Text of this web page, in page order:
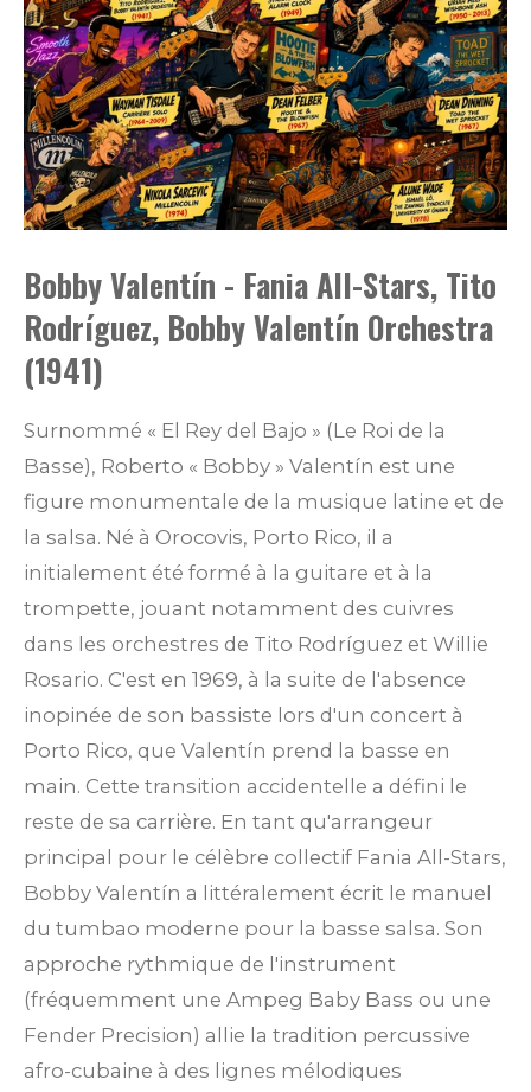
Bobby Valentín - Fania All-Stars, Tito
Rodríguez, Bobby Valentín Orchestra
(1941)
Surnommé « El Rey del Bajo » (Le Roi de la
Basse), Roberto « Bobby » Valentín est une
figure monumentale de la musique latine et de
la salsa. Né à Orocovis, Porto Rico, il a
initialement été formé à la guitare et à la
trompette, jouant notamment des cuivres
dans les orchestres de Tito Rodríguez et Willie
Rosario. C'est en 1969, à la suite de l'absence
inopinée de son bassiste lors d'un concert à
Porto Rico, que Valentín prend la basse en
main. Cette transition accidentelle a défini le
reste de sa carrière. En tant qu'arrangeur
principal pour le célèbre collectif Fania All-Stars,
Bobby Valentín a littéralement écrit le manuel
du tumbao moderne pour la basse salsa. Son
approche rythmique de l'instrument
(fréquemment une Ampeg Baby Bass ou une
Fender Precision) allie la tradition percussive
afro-cubaine à des lignes mélodiques